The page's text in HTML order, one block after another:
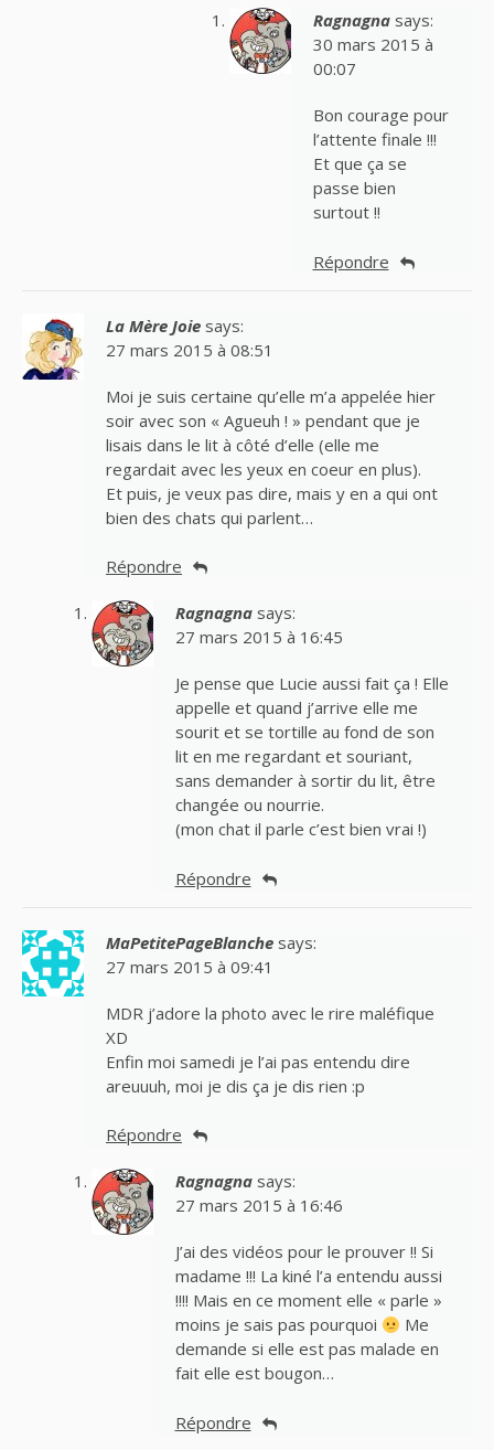
Ragnagna says:
30 mars 2015 à
00:07
Bon courage pour
l’attente finale !!!
Et que ça se
passe bien
surtout !!
Répondre
La Mère Joie says:
27 mars 2015 à 08:51
Moi je suis certaine qu’elle m’a appelée hier
soir avec son « Agueuh ! » pendant que je
lisais dans le lit à côté d’elle (elle me
regardait avec les yeux en coeur en plus).
Et puis, je veux pas dire, mais y en a qui ont
bien des chats qui parlent…
Répondre
Ragnagna says:
27 mars 2015 à 16:45
Je pense que Lucie aussi fait ça ! Elle
appelle et quand j’arrive elle me
sourit et se tortille au fond de son
lit en me regardant et souriant,
sans demander à sortir du lit, être
changée ou nourrie.
(mon chat il parle c’est bien vrai !)
Répondre
MaPetitePageBlanche says:
27 mars 2015 à 09:41
MDR j’adore la photo avec le rire maléfique
XD
Enfin moi samedi je l’ai pas entendu dire
areuuuh, moi je dis ça je dis rien :p
Répondre
Ragnagna says:
27 mars 2015 à 16:46
J’ai des vidéos pour le prouver !! Si
madame !!! La kiné l’a entendu aussi
!!!! Mais en ce moment elle « parle »
moins je sais pas pourquoi
Me
demande si elle est pas malade en
fait elle est bougon…
Répondre